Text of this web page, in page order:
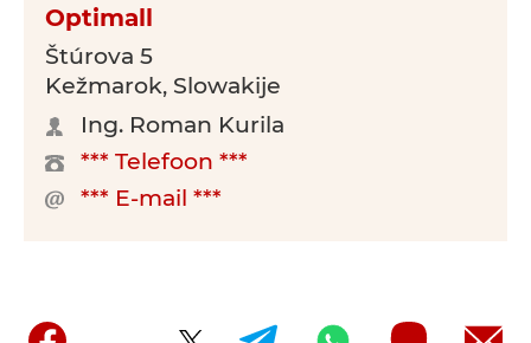
Optimall
Štúrova 5
Kežmarok, Slowakije
Ing. Roman Kurila
*** Telefoon ***
*** E-mail ***